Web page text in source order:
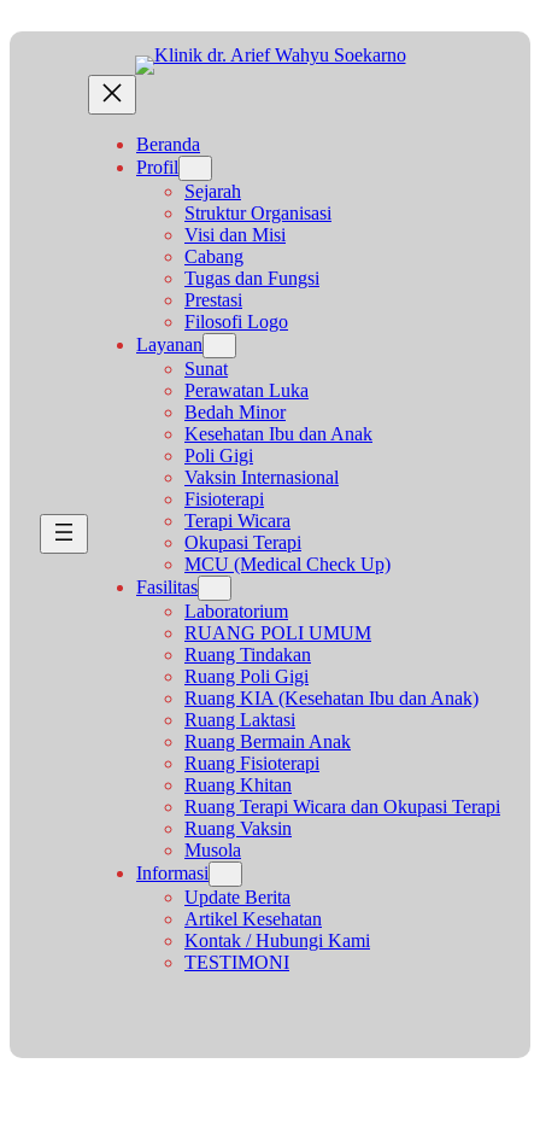
ke
Beranda
Profil
Sejarah
Struktur Organisasi
Visi dan Misi
Cabang
Tugas dan Fungsi
Prestasi
Filosofi Logo
Layanan
Sunat
Perawatan Luka
Bedah Minor
Kesehatan Ibu dan Anak
Poli Gigi
Vaksin Internasional
Fisioterapi
Terapi Wicara
Okupasi Terapi
MCU (Medical Check Up)
Fasilitas
Laboratorium
RUANG POLI UMUM
Ruang Tindakan
Ruang Poli Gigi
Ruang KIA (Kesehatan Ibu dan Anak)
Ruang Laktasi
Ruang Bermain Anak
Ruang Fisioterapi
Ruang Khitan
Ruang Terapi Wicara dan Okupasi Terapi
Ruang Vaksin
Musola
Informasi
Update Berita
Artikel Kesehatan
Kontak / Hubungi Kami
TESTIMONI